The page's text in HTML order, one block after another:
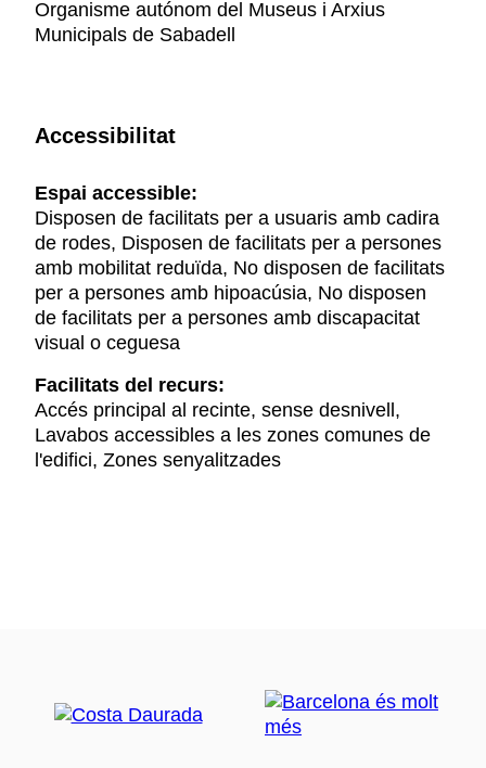
Organisme autónom del Museus i Arxius
Municipals de Sabadell
Accessibilitat
Espai accessible:
Disposen de facilitats per a usuaris amb cadira
de rodes, Disposen de facilitats per a persones
amb mobilitat reduïda, No disposen de facilitats
per a persones amb hipoacúsia, No disposen
de facilitats per a persones amb discapacitat
visual o ceguesa
Facilitats del recurs:
Accés principal al recinte, sense desnivell,
Lavabos accessibles a les zones comunes de
l'edifici, Zones senyalitzades